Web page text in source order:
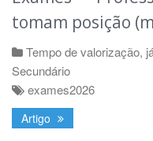
tomam posição
Tempo de valorização,
Secundário
exames2026
Artigo